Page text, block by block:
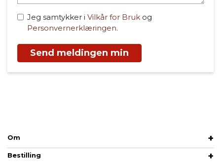
Jeg samtykker i Vilkår for Bruk og
Personvernerklæringen.
Send meldingen min
Om
Bestilling